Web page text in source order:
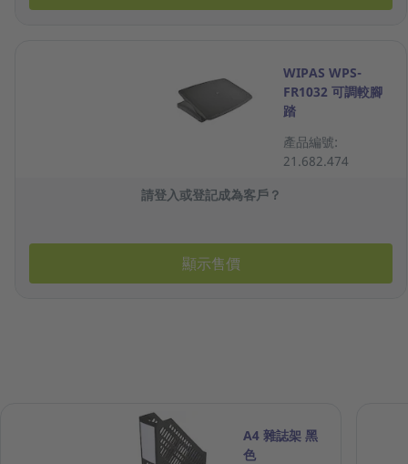
WIPAS WPS-
FR1032 可調較腳
踏
產品編號:
21.682.474
請登入或登記成為客戶？
顯示售價
A4 雜誌架 黑
色